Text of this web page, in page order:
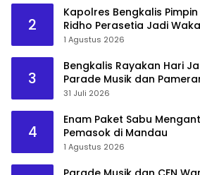
2
Kapolres Bengkalis
Ridho Perasetia Jadi
1 Agustus 2026
3
Bengkalis Rayakan Hari
Parade Musik dan
31 Juli 2026
4
Enam Paket Sabu
Pemasok di Mandau
1 Agustus 2026